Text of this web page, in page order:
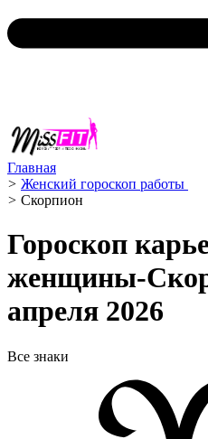
Главная
> Женский гороскоп работы ‍
> Скорпион ️
Гороскоп
женщины-
апреля 2026
Все знаки